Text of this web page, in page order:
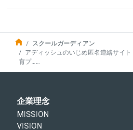
スクールガーディアン
アディッシュのいじめ匿名連絡サイ
育プ……
企業理念
MISSION
VISION